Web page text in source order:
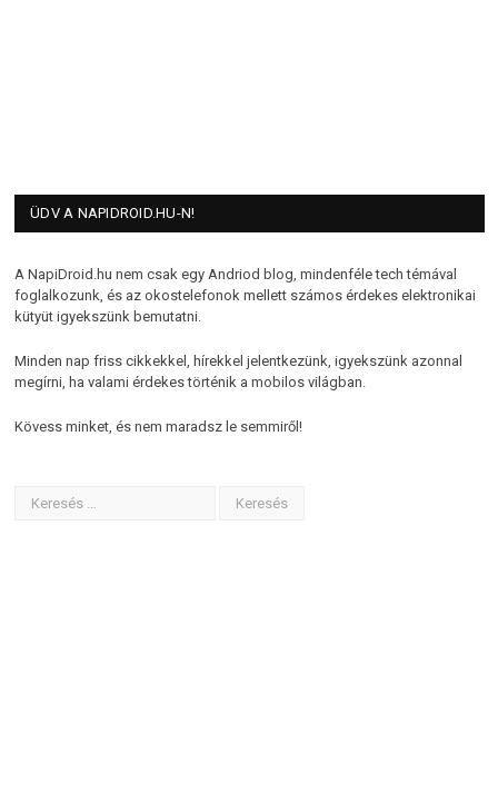
ÜDV A NAPIDROID.HU-N!
A NapiDroid.hu nem csak egy Andriod blog, mindenféle tech témával
foglalkozunk, és az okostelefonok mellett számos érdekes elektronikai
kütyüt igyekszünk bemutatni.
Minden nap friss cikkekkel, hírekkel jelentkezünk, igyekszünk azonnal
megírni, ha valami érdekes történik a mobilos világban.
Kövess minket, és nem maradsz le semmiről!